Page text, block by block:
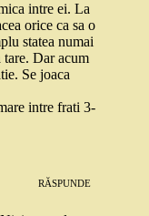
intre ei. La
orice ca sa o
statea numai
tare. Dar acum
Se joaca
intre frati 3-
RĂSPUNDE